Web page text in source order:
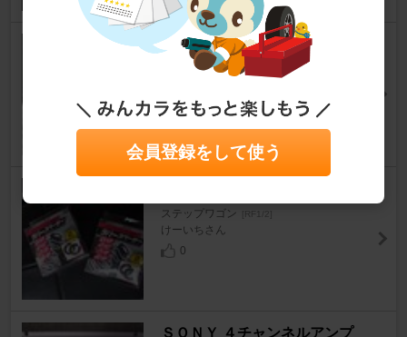
ミニクーパー フェンダーウイン
とーたんさん
0
ステップワゴン [RF1/2]
けーいちさん
0
ＳＯＮＹ ４チャンネルアンプ
会員登録をして使う